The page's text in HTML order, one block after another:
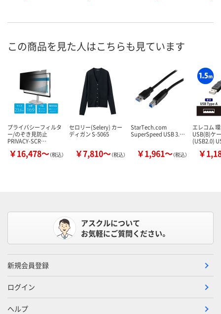
この商品を見た人はこちらも見ています
プライバシーフィルタ
ー/のぞき見防止
PRIVACY-SCR…
￥16,478～（税込）
セロリー(Selery) カー
ディガン S-5065
￥7,810～（税込）
StarTech.com
SuperSpeed USB 3.…
￥1,961～（税込）
エレコム
USB(B)ケ
(USB2.0)
￥
アスクルについて
お気軽にご質問ください。
新規会員登録
ログイン
ヘルプ